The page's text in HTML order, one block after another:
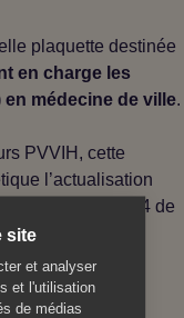
plaquette destinée
en charge les
en médecine de ville.
PVVIH, cette
l’actualisation
françaises 2024 de
site
et analyser
et l'utilisation
de médias